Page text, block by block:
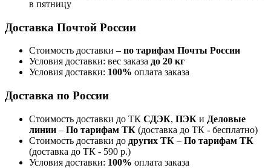
в пятницу
Доставка Почтой России
Стоимость доставки – по тарифам Почты России
Условия доставки: вес заказа до 20 кг
Условия доставки: 100% оплата заказа
Доставка по России
Стоимость доставки до ТК СДЭК, ПЭК и Деловые
линии – По тарифам ТК (доставка до ТК - бесплатно)
Стоимость доставки до других ТК – По тарифам ТК
(доставка до ТК - 590 р.)
Условия доставки: 100% оплата заказа